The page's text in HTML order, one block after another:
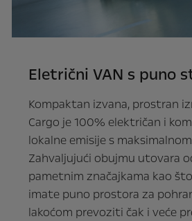
Eletrični VAN s puno
Kompaktan izvana, prostran
Cargo je 100% električan i
lokalne emisije s
Zahvaljujući obujmu utovara
pametnim značajkama kao
imate puno prostora za
lakoćom prevoziti čak i veće